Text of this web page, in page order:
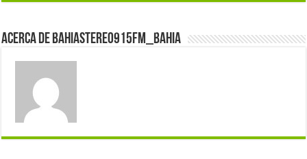
Acerca de bahiastereo915fm_bahia